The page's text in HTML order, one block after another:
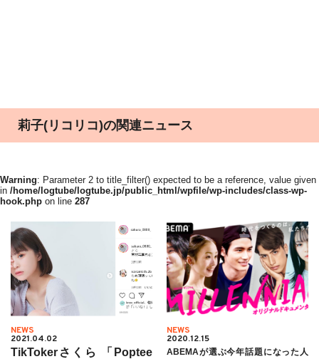
莉子(リコリコ)の関連ニュース
Warning: Parameter 2 to title_filter() expected to be a reference, value given
in /home/logtube/logtube.jp/public_html/wpfile/wp-includes/class-wp-
hook.php on line 287
NEWS
2021.04.02
TikTokerさくら 「Poptee
NEWS
2020.12.15
ABEMAが選ぶ今年話題になった人